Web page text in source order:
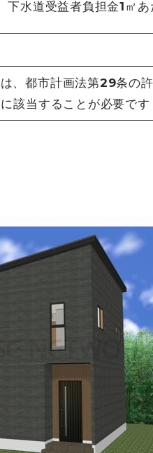
水道受益者負担金1㎡
、都市計画法第29条の
該当することが必要です